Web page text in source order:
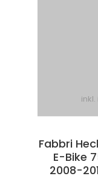
inkl.
Fabbri
E-Bike
2008-